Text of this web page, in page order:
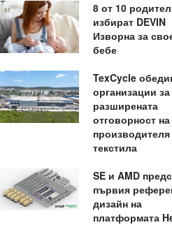
8 от 10
избират DEVIN
Изворна за
бебе
TexCycle
организации за
разширената
отговорност на
текстила
SE и AMD
първия
дизайн на
платформата